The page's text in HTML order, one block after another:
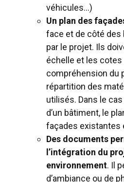
véhicules…)
Un plan des
face et de côté
par le projet. Ils
échelle et les cotes
compréhension du
répartition des
utilisés. Dans le
d’un bâtiment, le
façades existantes
Des documents
l’intégration du
environnement. Il
d’ambiance ou de